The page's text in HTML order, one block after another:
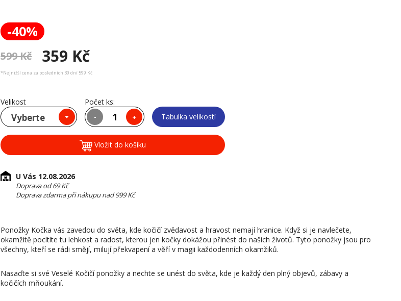
-40%
599 Kč 359 Kč
*Nejnižší cena za posledních 30 dní 599 Kč
Velikost
Vyberte
Počet ks:
- + Tabulka velikostí
Vložit do košíku
U Vás 12.08.2026
Doprava od 69 Kč
Doprava zdarma při nákupu nad 999 Kč
Ponožky Kočka vás zavedou do světa, kde kočičí zvědavost a hravost nemají hranice. Když si je navlečete,
okamžitě pocítíte tu lehkost a radost, kterou jen kočky dokážou přinést do našich životů. Tyto ponožky jsou pro
všechny, kteří se rádi smějí, milují překvapení a věří v magii každodenních okamžiků.
Nasaďte si své Veselé Kočičí ponožky a nechte se unést do světa, kde je každý den plný objevů, zábavy a
kočičích mňoukání.